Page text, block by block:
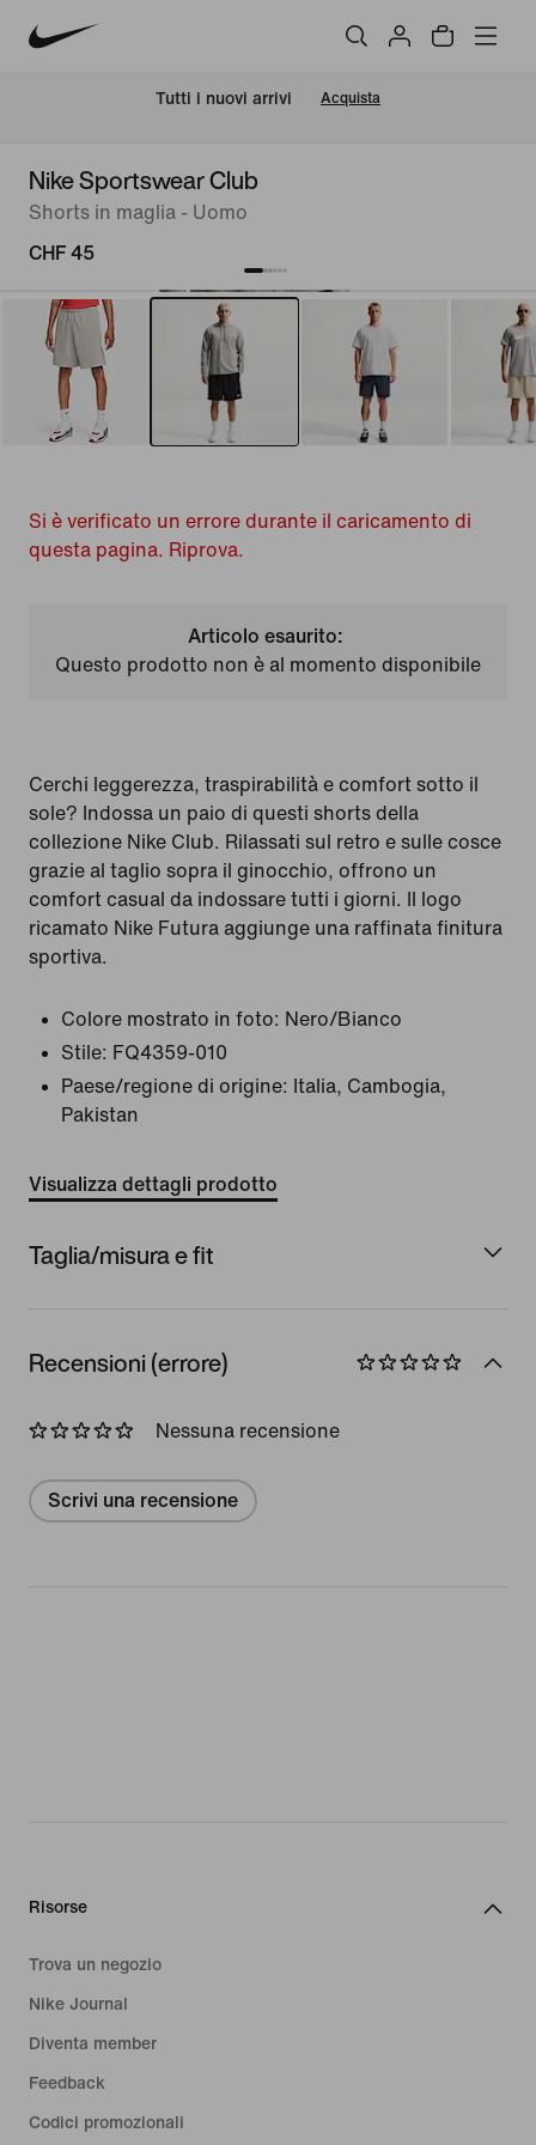
Tutti i nuovi arrivi Acquista
Nike Sportswear Club
Shorts in maglia - Uomo
CHF 45
Si è verificato un errore durante il caricamento di
questa pagina. Riprova.
Articolo esaurito:
Questo prodotto non è al momento disponibile
Cerchi leggerezza, traspirabilità e comfort sotto il
sole? Indossa un paio di questi shorts della
collezione Nike Club. Rilassati sul retro e sulle cosce
grazie al taglio sopra il ginocchio, offrono un
comfort casual da indossare tutti i giorni. Il logo
ricamato Nike Futura aggiunge una raffinata finitura
sportiva.
Colore mostrato in foto: Nero/Bianco
Stile: FQ4359-010
Paese/regione di origine: Italia, Cambogia,
Pakistan
Visualizza dettagli prodotto
Taglia/misura e fit
Recensioni (errore)
Nessuna recensione
Scrivi una recensione
Risorse
Trova un negozio
Nike Journal
Diventa member
Feedback
Codici promozionali